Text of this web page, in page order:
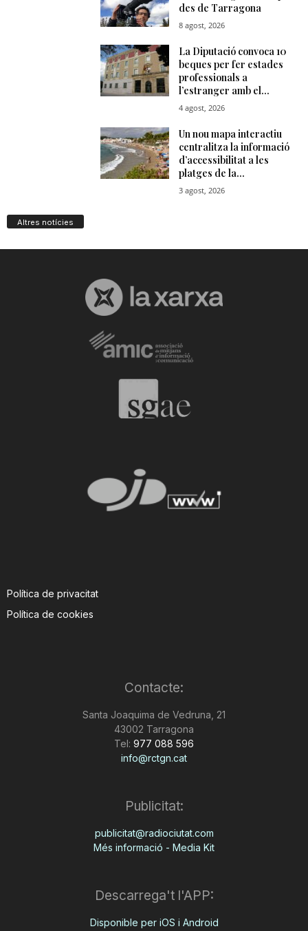
Altres notícies
Política de privacitat
Política de cookies
Contacte:
Santa Joaquima de Vedruna, 21
43002 Tarragona
Tel: 977 088 596
info@rctgn.cat
Publicitat:
publicitat@radiociutat.com
Més informació - Media Kit
Descarrega't l'APP:
Disponible per iOS i Android